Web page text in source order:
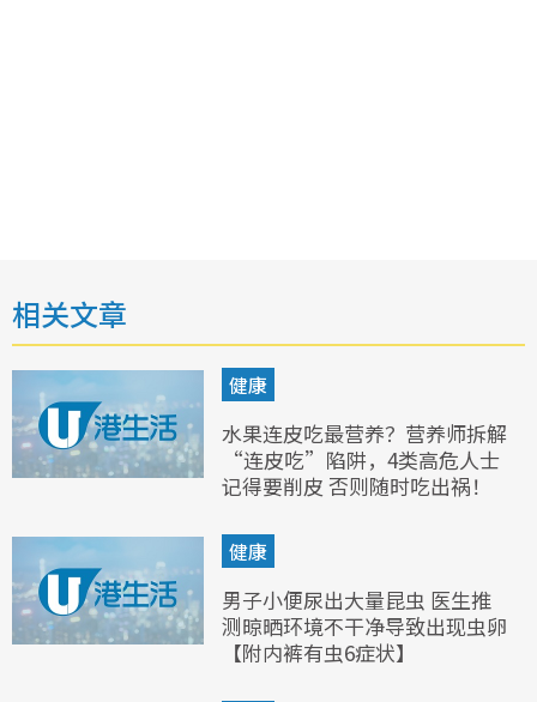
相关文章
健康
水果连皮吃最营养？营养师拆解
“连皮吃”陷阱，4类高危人士
记得要削皮 否则随时吃出祸！
健康
男子小便尿出大量昆虫 医生推
测晾晒环境不干净导致出现虫卵
【附内裤有虫6症状】